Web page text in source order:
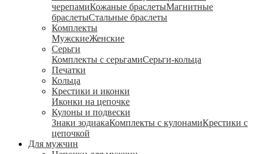
черепамиКожаные браслетыМагнитные
браслетыСтальные браслеты
Комплекты
МужскиеЖенские
Серьги
Комплекты с серьгамиСерьги-кольца
Печатки
Кольца
Крестики и иконки
Иконки на цепочке
Кулоны и подвески
Знаки зодиакаКомплекты с кулонамиКрестики с
цепочкой
Для мужчин